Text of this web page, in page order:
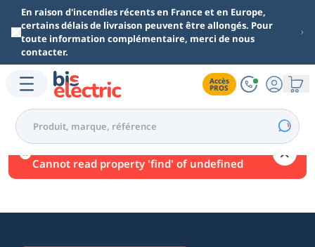
Aller au contenu principal
En raison d'incendies récents en France et en Europe,
certains délais de livraison peuvent être allongés. Pour
toute information complémentaire, merci de nous
contacter.
Accès
PROS
Une erreur est survenue.
Cannot read property 'find' of undefined